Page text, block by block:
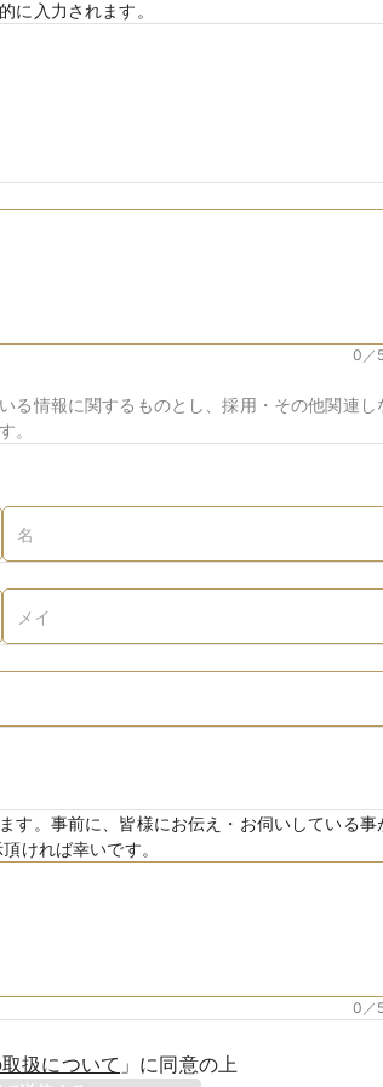
に入力されます。
0／
る情報に関するものとし、採用・その他関連し
。
す。事前に、皆様にお伝え・お伺いしている事
ければ幸いです。
0／
扱について 」 に同意の上